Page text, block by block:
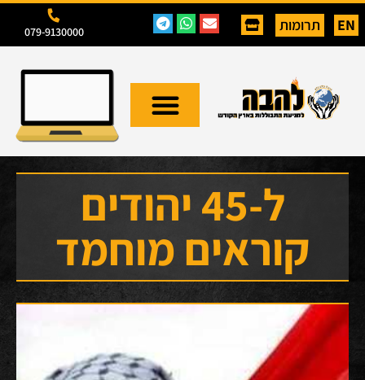
EN תרומות 079-9130000
ל-45 יהודים
קוראים מוחמד